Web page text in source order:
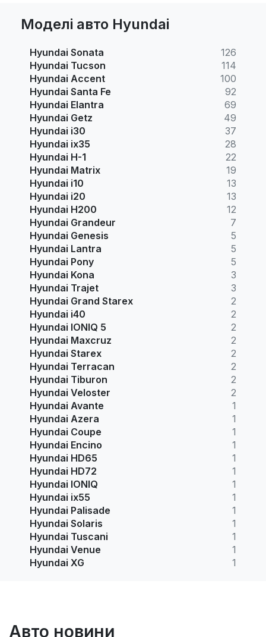
Моделі авто Hyundai
Hyundai Sonata
126
Hyundai Tucson
114
Hyundai Accent
100
Hyundai Santa Fe
92
Hyundai Elantra
69
Hyundai Getz
49
Hyundai i30
37
Hyundai ix35
28
Hyundai H-1
22
Hyundai Matrix
19
Hyundai i10
13
Hyundai i20
13
Hyundai H200
12
Hyundai Grandeur
7
Hyundai Genesis
5
Hyundai Lantra
5
Hyundai Pony
5
Hyundai Kona
3
Hyundai Trajet
3
Hyundai Grand Starex
2
Hyundai i40
2
Hyundai IONIQ 5
2
Hyundai Maxcruz
2
Hyundai Starex
2
Hyundai Terracan
2
Hyundai Tiburon
2
Hyundai Veloster
2
Hyundai Avante
1
Hyundai Azera
1
Hyundai Coupe
1
Hyundai Encino
1
Hyundai HD65
1
Hyundai HD72
1
Hyundai IONIQ
1
Hyundai ix55
1
Hyundai Palisade
1
Hyundai Solaris
1
Hyundai Tuscani
1
Hyundai Venue
1
Hyundai XG
1
Авто новини